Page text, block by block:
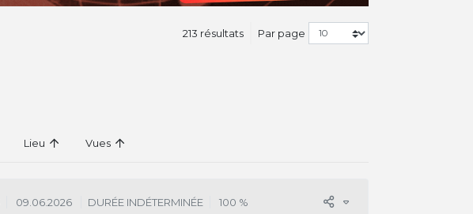
213 résultats Par page
Lieu Vues
09.06.2026 DURÉE INDÉTERMINÉE 100 %